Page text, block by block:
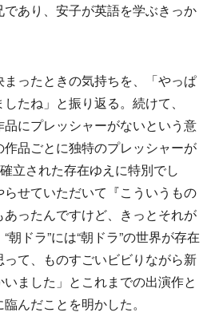
あり、安子が英語を学ぶきっか
ったときの気持ちを、「やっぱ
たね」と振り返る。続けて、
品にプレッシャーがないという意
品ごとに独特のプレッシャーが
立された存在ゆえに特別でし
せていただいて『こういうもの
ったんですけど、きっとそれが
ドラ”には“朝ドラ”の世界が存在
て、ものすごいビビりながら新
ました」とこれまでの出演作と
んだことを明かした。